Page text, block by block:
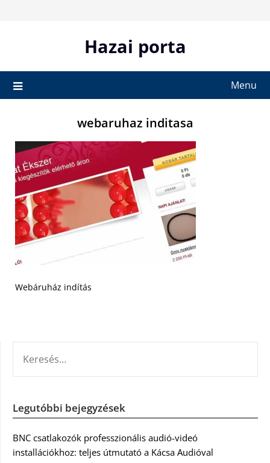
Hazai porta
Menu
webaruhaz inditasa
Webáruház indítás
Legutóbbi bejegyzések
BNC csatlakozók professzionális audió-videó
installációkhoz: teljes útmutató a Kácsa Audióval